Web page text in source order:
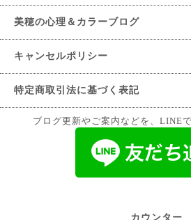
美穂の心理＆カラーブログ
キャンセルポリシー
特定商取引法に基づく表記
ブログ更新やご案内などを、LINE
カウンター